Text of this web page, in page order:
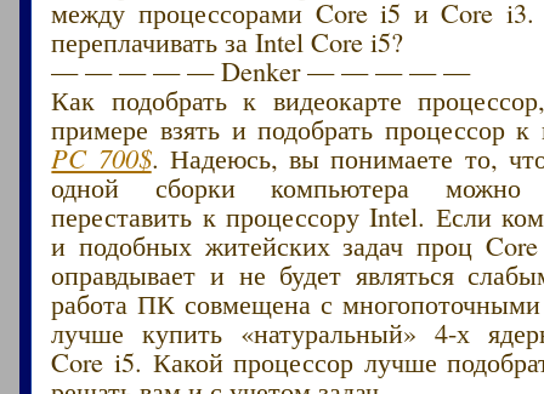
между процессорами Core i5 и Core
переплачивать за Intel Core i5?
— — — — — Denker — — — — —
Как подобрать к видеокарте
примере взять и подобрать процессор
PC 700$. Надеюсь, вы понимаете то,
одной сборки компьютера можно
переставить к процессору Intel. Если
и подобных житейских задач проц
оправдывает и не будет являться
работа ПК совмещена с
лучше купить «натуральный» 4-х
Core i5. Какой процессор лучше